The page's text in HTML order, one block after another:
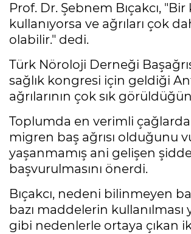
Prof. Dr. Şebnem Bıçakcı,
kullanıyorsa ve ağrıları çok
olabilir." dedi.
Türk Nöroloji Derneği
sağlık kongresi için geldiği
ağrılarının çok sık
Toplumda en verimli
migren baş ağrısı olduğunu
yaşanmamış ani gelişen
başvurulmasını önerdi.
Bıçakcı, nedeni bilinmeyen
bazı maddelerin
gibi nedenlerle ortaya çıkan